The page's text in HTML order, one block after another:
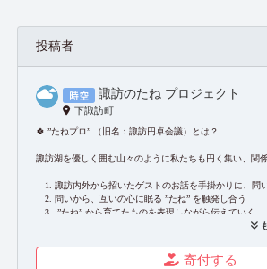
投稿者
諏訪のたね プロジェクト
下諏訪町
🍀 ”たねプロ” （旧名：諏訪円卓会議）とは？
諏訪湖を優しく囲む山々のように私たちも円く集い、関係
1. 諏訪内外から招いたゲストのお話を手掛かりに、問
2. 問いから、互いの心に眠る ”たね” を触発し合う
3. ”たね” から育てたものを表現しながら伝えていく
石垣麻衣子｜ヨーガ講師
寄付する